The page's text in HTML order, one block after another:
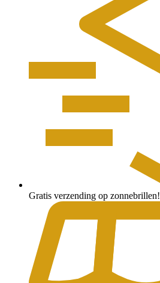
Gratis verzending op zonnebrillen!